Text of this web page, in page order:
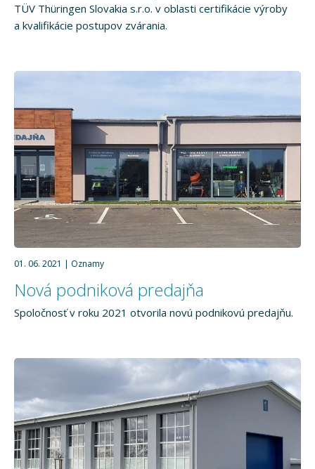
TÜV Thüringen Slovakia s.r.o. v oblasti certifikácie výroby
a kvalifikácie postupov zvárania.
01. 06. 2021 Oznamy
Nová podniková predajňa
Spoločnosť v roku 2021 otvorila novú podnikovú predajňu.